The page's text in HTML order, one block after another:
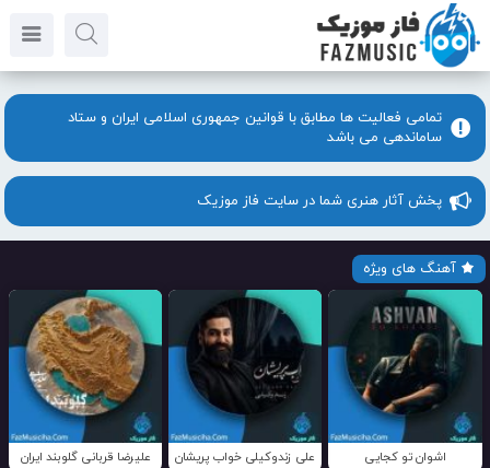
تمامی فعالیت ها مطابق با قوانین جمهوری اسلامی ایران و ستاد
ساماندهی می باشد
پخش آثار هنری شما در سایت فاز موزیک
آهنگ های ویژه
اشوان تو کجایی علی زندوکیلی خواب پریشان علیرضا قربانی گلوبند ایران